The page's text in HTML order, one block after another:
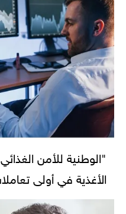
"الوطنية للأمن
الأغذية في أولى